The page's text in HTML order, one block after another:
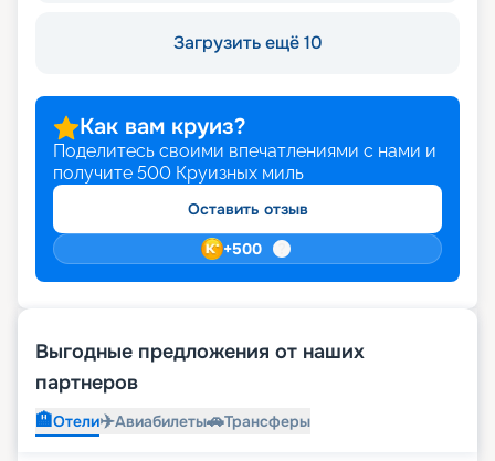
Загрузить ещё 10
Как вам круиз?
Поделитесь своими впечатлениями с нами и
получите 500 Круизных миль
Оставить отзыв
+500
Выгодные предложения от наших
партнеров
🏨Отели✈️Авиабилеты🚗Трансферы